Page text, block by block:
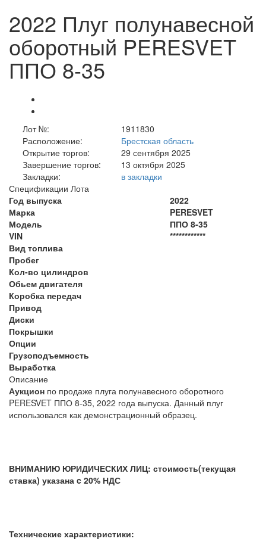
2022 Плуг полунавесной
оборотный PERESVET
ППО 8-35
Лот №:
1911830
Расположение:
Брестская область
Открытие торгов:
29 сентября 2025
Завершение торгов:
13 октября 2025
Закладки:
в закладки
Спецификации Лота
Год выпуска
2022
Марка
PERESVET
Модель
ППО 8-35
VIN
************
Вид топлива
Пробег
Кол-во цилиндров
Обьем двигателя
Коробка передач
Привод
Диски
Покрышки
Опции
Грузоподъемность
Выработка
Описание
Аукцион по продаже плуга полунавесного оборотного
PERESVET ППО 8-35, 2022 года выпуска. Данный плуг
использовался как демонстрационный образец.
ВНИМАНИЮ ЮРИДИЧЕСКИХ ЛИЦ: стоимость(текущая
ставка) указана c 20% НДС
Технические характеристики: